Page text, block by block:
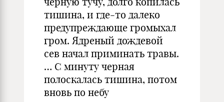
тишина, и где-то далеко
предупреждающе громыхал
гром. Ядреный дождевой
сев начал приминать травы.
… С минуту черная
полоскалась тишина, потом
вновь по небу